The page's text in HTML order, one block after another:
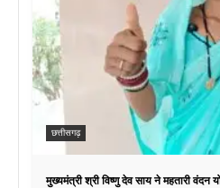
छत्तीसगढ़
मुख्यमंत्री श्री विष्णु देव साय ने महतारी वंदन